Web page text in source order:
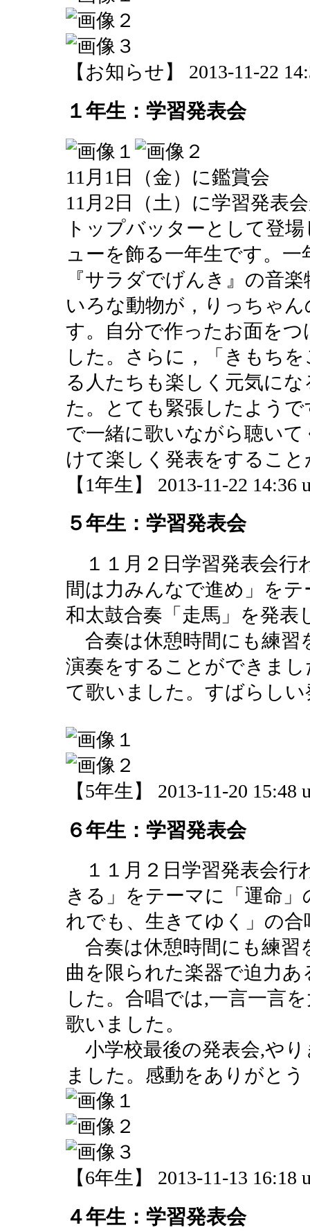
【お知らせ】 2013-11-22
１年生：学習発表会
11月1日（金）に鑑賞会
11月2日（土）に学習発表
トップバッターとして登
ューを飾る一年生です。
『サラダでげんき』の音
いろな動物が，りっちゃ
す。自分で作ったお面を
した。さらに，「きもち
る人たちも楽しく元気に
た。とても緊張したよう
で一緒に歌いながら聴い
けて楽しく発表をするこ
【1年生】 2013-11-22 14:36
５年生：学習発表会
１１月２日学習発表会行
間は力みんなで進め」を
和太鼓合奏「走馬」を発表
合奏は休憩時間にも練習
演奏をすることができま
て歌いました。すばらし
【5年生】 2013-11-20 15:48
６年生：学習発表会
１１月２日学習発表会行
きる」をテーマに「運命
れでも、生きてゆく」の
合奏は休憩時間にも練習
曲を限られた楽器で迫力
した。合唱では,一言一言
歌いました。
小学校最後の発表会,や
ました。感動をありがとう
【6年生】 2013-11-13 16:18
４年生：学習発表会